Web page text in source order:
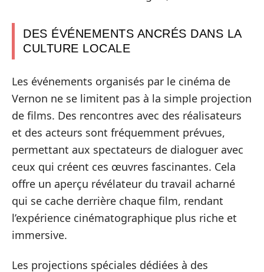
DES ÉVÉNEMENTS ANCRÉS DANS LA
CULTURE LOCALE
Les événements organisés par le cinéma de
Vernon ne se limitent pas à la simple projection
de films. Des rencontres avec des réalisateurs
et des acteurs sont fréquemment prévues,
permettant aux spectateurs de dialoguer avec
ceux qui créent ces œuvres fascinantes. Cela
offre un aperçu révélateur du travail acharné
qui se cache derrière chaque film, rendant
l’expérience cinématographique plus riche et
immersive.
Les projections spéciales dédiées à des